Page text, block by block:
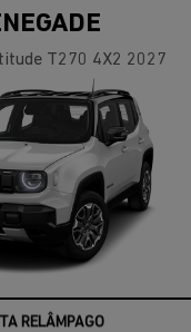
T270 4X2 2027
RELÂMPAGO